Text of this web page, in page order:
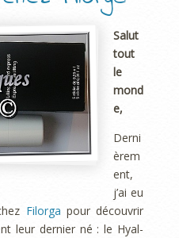
Salut
tout
le
mond
e,
Derni
èrem
ent,
j’ai eu
Filorga pour découvrir
leur dernier né : le Hyal-